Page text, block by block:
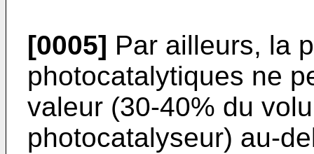
[0005] Par ailleurs, la
photocatalytiques ne
valeur (30-40% du
photocatalyseur) au-